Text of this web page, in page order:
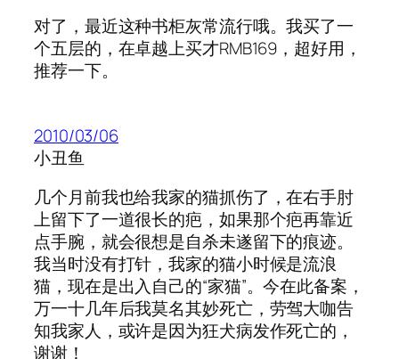
对了，最近这种书柜灰常流行哦。我买了一
个五层的，在卓越上买才RMB169，超好用，
推荐一下。
2010/03/06
小丑鱼
几个月前我也给我家的猫抓伤了，在右手肘
上留下了一道很长的疤，如果那个疤再靠近
点手腕，就会很想是自杀未遂留下的痕迹。
我当时没有打针，我家的猫小时候是流浪
猫，现在是出入自己的“家猫”。今在此备案，
万一十几年后我莫名其妙死亡，劳驾大咖告
知我家人，或许是因为狂犬病发作死亡的，
谢谢！